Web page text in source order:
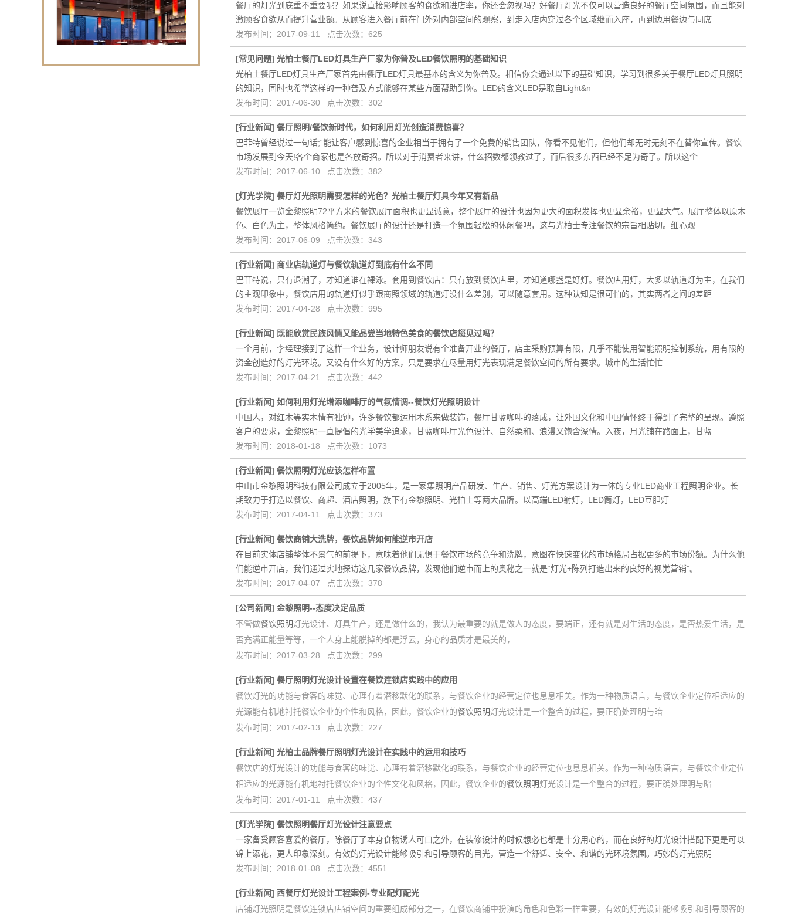
餐厅的灯光到底重不重要呢？如果说直接影响顾客的食欲和进店率，你还会忽视吗？好餐厅灯光不仅可以营造良好的餐厅空间氛围，而且能刺
激顾客食欲从而提升营业额。从顾客进入餐厅前在门外对内部空间的观察，到走入店内穿过各个区域继而入座，再到边用餐边与同席
发布时间：2017-09-11 点击次数：625
[常见问题] 光柏士餐厅LED灯具生产厂家为你普及LED餐饮照明的基础知识
光柏士餐厅LED灯具生产厂家首先由餐厅LED灯具最基本的含义为你普及。相信你会通过以下的基础知识，学习到很多关于餐厅LED灯具照明
的知识，同时也希望这样的一种普及方式能够在某些方面帮助到你。LED的含义LED是取自Light&n
发布时间：2017-06-30 点击次数：302
[行业新闻] 餐厅照明/餐饮新时代，如何利用灯光创造消费惊喜？
巴菲特曾经说过一句话;“能让客户感到惊喜的企业相当于拥有了一个免费的销售团队，你看不见他们，但他们却无时无刻不在替你宣传。餐饮
市场发展到今天!各个商家也是各放奇招。所以对于消费者来讲，什么招数都领教过了，而后很多东西已经不足为奇了。所以这个
发布时间：2017-06-10 点击次数：382
[灯光学院] 餐厅灯光照明需要怎样的光色？光柏士餐厅灯具今年又有新品
餐饮展厅一览金黎照明72平方米的餐饮展厅面积也更显诚意，整个展厅的设计也因为更大的面积发挥也更显余裕，更显大气。展厅整体以原木
色、白色为主，整体风格简约。餐饮展厅的设计还是打造一个氛围轻松的休闲餐吧，这与光柏士专注餐饮的宗旨相贴切。细心观
发布时间：2017-06-09 点击次数：343
[行业新闻] 商业店轨道灯与餐饮轨道灯到底有什么不同
巴菲特说，只有退潮了，才知道谁在裸泳。套用到餐饮店：只有放到餐饮店里，才知道哪盏是好灯。餐饮店用灯，大多以轨道灯为主，在我们
的主观印象中，餐饮店用的轨道灯似乎跟商照领域的轨道灯没什么差别，可以随意套用。这种认知是很可怕的，其实两者之间的差距
发布时间：2017-04-28 点击次数：995
[行业新闻] 既能欣赏民族风情又能品尝当地特色美食的餐饮店您见过吗？
一个月前，李经理接到了这样一个业务，设计师朋友说有个准备开业的餐厅，店主采购预算有限，几乎不能使用智能照明控制系统，用有限的
资金创造好的灯光环境。又没有什么好的方案，只是要求在尽量用灯光表现满足餐饮空间的所有要求。城市的生活忙忙
发布时间：2017-04-21 点击次数：442
[行业新闻] 如何利用灯光增添咖啡厅的气氛情调--餐饮灯光照明设计
中国人，对红木等实木情有独钟，许多餐饮都运用木系来做装饰，餐厅甘蓝咖啡的落成，让外国文化和中国情怀终于得到了完整的呈现。遵照
客户的要求，金黎照明一直提倡的光学美学追求，甘蓝咖啡厅光色设计、自然柔和、浪漫又饱含深情。入夜，月光铺在路面上，甘蓝
发布时间：2018-01-18 点击次数：1073
[行业新闻] 餐饮照明灯光应该怎样布置
中山市金黎照明科技有限公司成立于2005年，是一家集照明产品研发、生产、销售、灯光方案设计为一体的专业LED商业工程照明企业。长
期致力于打造以餐饮、商超、酒店照明，旗下有金黎照明、光柏士等两大品牌。以高端LED射灯，LED筒灯，LED豆胆灯
发布时间：2017-04-11 点击次数：373
[行业新闻] 餐饮商铺大洗牌，餐饮品牌如何能逆市开店
在目前实体店铺整体不景气的前提下，意味着他们无惧于餐饮市场的竞争和洗牌，意图在快速变化的市场格局占据更多的市场份额。为什么他
们能逆市开店，我们通过实地探访这几家餐饮品牌，发现他们逆市而上的奥秘之一就是“灯光+陈列打造出来的良好的视觉营销”。
发布时间：2017-04-07 点击次数：378
[公司新闻] 金黎照明--态度决定品质
不管做餐饮照明灯光设计、灯具生产，还是做什么的，我认为最重要的就是做人的态度，要端正，还有就是对生活的态度，是否热爱生活，是
否充满正能量等等，一个人身上能脱掉的都是浮云，身心的品质才是最美的，
发布时间：2017-03-28 点击次数：299
[行业新闻] 餐厅照明灯光设计设置在餐饮连锁店实践中的应用
餐饮灯光的功能与食客的味觉、心理有着潜移默化的联系，与餐饮企业的经营定位也息息相关。作为一种物质语言，与餐饮企业定位相适应的
光源能有机地衬托餐饮企业的个性和风格，因此，餐饮企业的餐饮照明灯光设计是一个整合的过程，要正确处理明与暗
发布时间：2017-02-13 点击次数：227
[行业新闻] 光柏士品牌餐厅照明灯光设计在实践中的运用和技巧
餐饮店的灯光设计的功能与食客的味觉、心理有着潜移默化的联系，与餐饮企业的经营定位也息息相关。作为一种物质语言，与餐饮企业定位
相适应的光源能有机地衬托餐饮企业的个性文化和风格，因此，餐饮企业的餐饮照明灯光设计是一个整合的过程，要正确处理明与暗
发布时间：2017-01-11 点击次数：437
[灯光学院] 餐饮照明餐厅灯光设计注意要点
一家备受顾客喜爱的餐厅，除餐厅了本身食物诱人可口之外，在装修设计的时候想必也都是十分用心的，而在良好的灯光设计搭配下更是可以
锦上添花，更人印象深刻。有效的灯光设计能够吸引和引导顾客的目光，营造一个舒适、安全、和谐的光环境氛围。巧妙的灯光照明
发布时间：2018-01-08 点击次数：4551
[行业新闻] 西餐厅灯光设计工程案例-专业配灯配光
店铺灯光照明是餐饮连锁店店铺空间的重要组成部分之一，在餐饮商铺中扮演的角色和色彩一样重要，有效的灯光设计能够吸引和引导顾客的